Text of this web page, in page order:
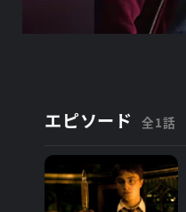
エピソード 全1話